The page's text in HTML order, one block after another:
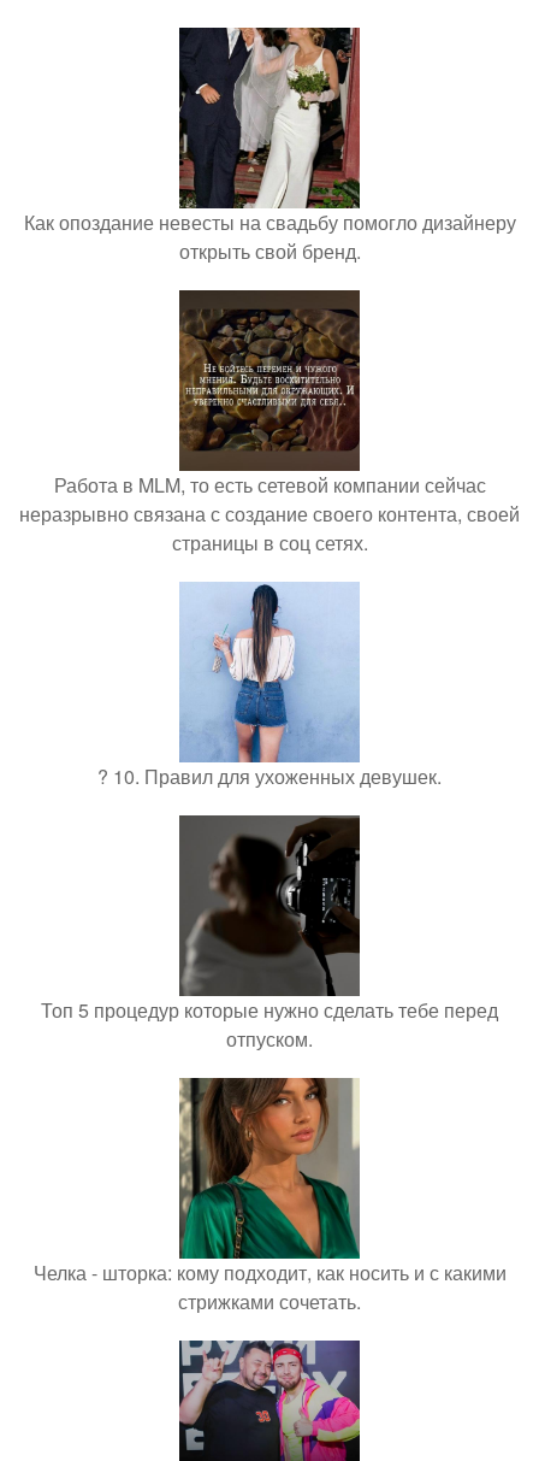
Как опоздание невесты на свадьбу помогло дизайнеру
открыть свой бренд.
Работа в MLM, то есть сетевой компании сейчас
неразрывно связана с создание своего контента, своей
страницы в соц сетях.
? 10. Правил для ухоженных девушек.
Топ 5 процедур которые нужно сделать тебе перед
отпуском.
Челка - шторка: кому подходит, как носить и с какими
стрижками сочетать.